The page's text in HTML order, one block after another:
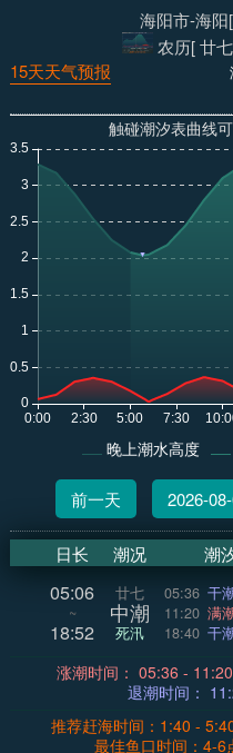
海阳市-海
农历[ 廿
15天天气预报
触碰潮汐表曲线
晚上潮水高度
前一天 2026-
日长 潮况 潮
05:06
~
18:52
廿七
中潮
死汛
05:36 干
11:20 满
18:40 干
涨潮时间：
退
推荐赶海时间：1:40 -
最佳鱼口时间：4-6